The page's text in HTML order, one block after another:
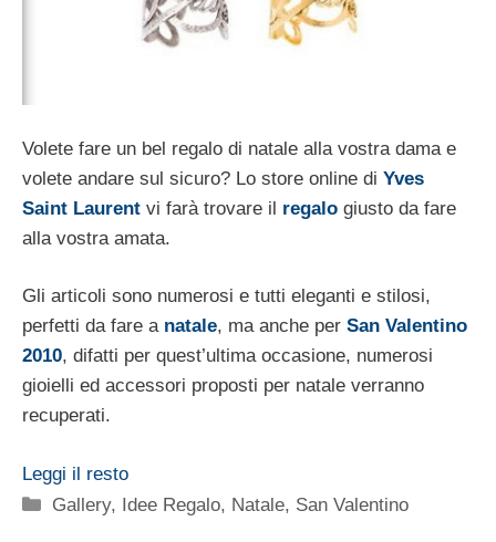
Volete fare un bel regalo di natale alla vostra dama e
volete andare sul sicuro? Lo store online di Yves
Saint Laurent vi farà trovare il regalo giusto da fare
alla vostra amata.
Gli articoli sono numerosi e tutti eleganti e stilosi,
perfetti da fare a natale, ma anche per San Valentino
2010, difatti per quest’ultima occasione, numerosi
gioielli ed accessori proposti per natale verranno
recuperati.
Leggi il resto
Categorie
Gallery, Idee Regalo, Natale, San Valentino